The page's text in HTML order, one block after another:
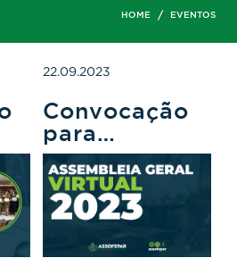
HOME / EVENTOS
22.09.2023
Convocação
para
associados se
reunirem em
Assembleia
Geral